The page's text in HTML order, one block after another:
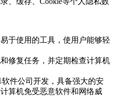
于使用的工具，使用户能够轻
修复任务，并定期检查计算机
件公司开发，具备强大的安
算机免受恶意软件和网络威